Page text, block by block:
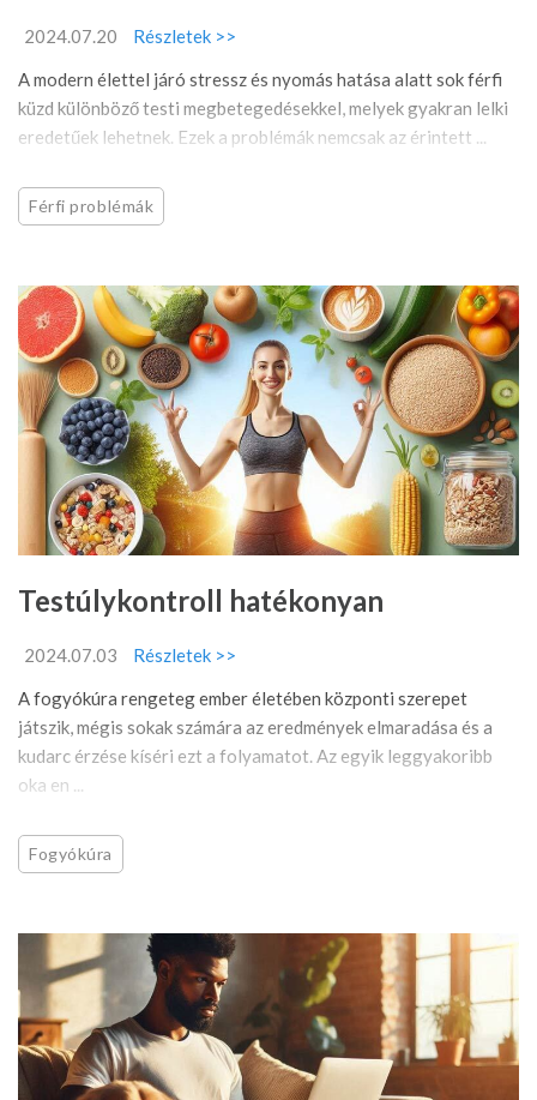
2024.07.20
Részletek >>
A modern élettel járó stressz és nyomás hatása alatt sok férfi
küzd különböző testi megbetegedésekkel, melyek gyakran lelki
eredetűek lehetnek. Ezek a problémák nemcsak az érintett ...
Férfi problémák
Testúlykontroll hatékonyan
2024.07.03
Részletek >>
A fogyókúra rengeteg ember életében központi szerepet
játszik, mégis sokak számára az eredmények elmaradása és a
kudarc érzése kíséri ezt a folyamatot. Az egyik leggyakoribb
oka en ...
Fogyókúra